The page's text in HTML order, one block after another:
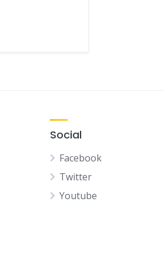
Social
Facebook
Twitter
Youtube